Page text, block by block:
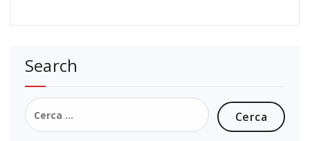
Search
Ricerca
per: